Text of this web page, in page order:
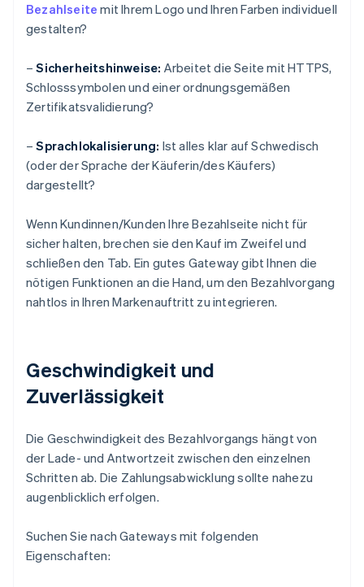
Bezahlseite mit Ihrem Logo und Ihren Farben individuell
gestalten?
–Sicherheitshinweise: Arbeitet die Seite mit HTTPS,
Schlosssymbolen und einer ordnungsgemäßen
Zertifikatsvalidierung?
–Sprachlokalisierung: Ist alles klar auf Schwedisch
(oder der Sprache der Käuferin/des Käufers)
dargestellt?
Wenn Kundinnen/Kunden Ihre Bezahlseite nicht für
sicher halten, brechen sie den Kauf im Zweifel und
schließen den Tab. Ein gutes Gateway gibt Ihnen die
nötigen Funktionen an die Hand, um den Bezahlvorgang
nahtlos in Ihren Markenauftritt zu integrieren.
Geschwindigkeit und
Zuverlässigkeit
Die Geschwindigkeit des Bezahlvorgangs hängt von
der Lade- und Antwortzeit zwischen den einzelnen
Schritten ab. Die Zahlungsabwicklung sollte nahezu
augenblicklich erfolgen.
Suchen Sie nach Gateways mit folgenden
Eigenschaften: